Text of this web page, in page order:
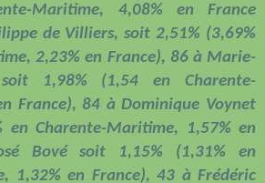
Maritime, 4,08% en France
de Villiers, soit 2,51% (3,69%
2,23% en France), 86 à Marie-
1,98% (1,54 en Charente-
France), 84 à Dominique Voynet
en Charente-Maritime, 1,57% en
Bové soit 1,15% (1,31% en
1,32% en France), 43 à Frédéric